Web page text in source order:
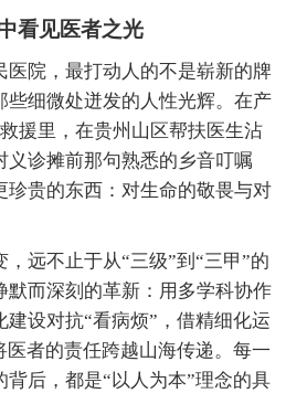
看见医者之光
医院，最打动人的不是崭新的牌
些细微处迸发的人性光辉。在产
援里，在贵州山区帮扶医生沾
义诊摊前那句熟悉的乡音叮嘱
珍贵的东西：对生命的敬畏与对
远不止于从“三级”到“三甲”的
默而深刻的革新：用多学科协作
设对抗“看病烦”，借精细化运
医者的责任跨越山海传递。每一
后，都是“以人为本”理念的具